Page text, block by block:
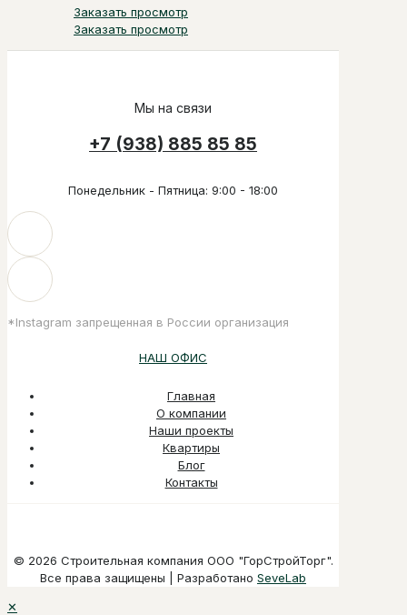
Заказать просмотр
Заказать просмотр
Мы на связи
+7 (938) 885 85 85
Понедельник - Пятница: 9:00 - 18:00
*Instagram запрещенная в России организация
НАШ ОФИС
Главная
О компании
Наши проекты
Квартиры
Блог
Контакты
© 2026 Строительная компания ООО "ГорСтройТорг".
Все права защищены | Разработано SeveLab
✕